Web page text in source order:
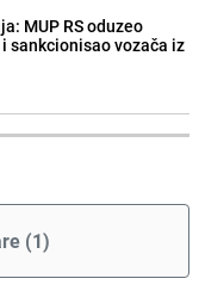
MUP RS oduzeo
sankcionisao vozača iz
(1)